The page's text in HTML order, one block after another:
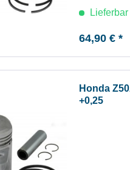
Lieferbar
64,90 € *
Honda
+0,25